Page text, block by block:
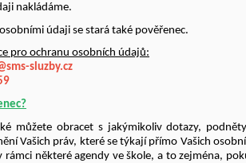
nakládáme.
údaji se stará také pověřenec.
pro ochranu osobních údajů:
sluzby.cz
můžete obracet s jakýmikoliv dotazy,
Vašich práv, které se týkají přímo Vašich
rámci některé agendy ve škole, a to zejména,